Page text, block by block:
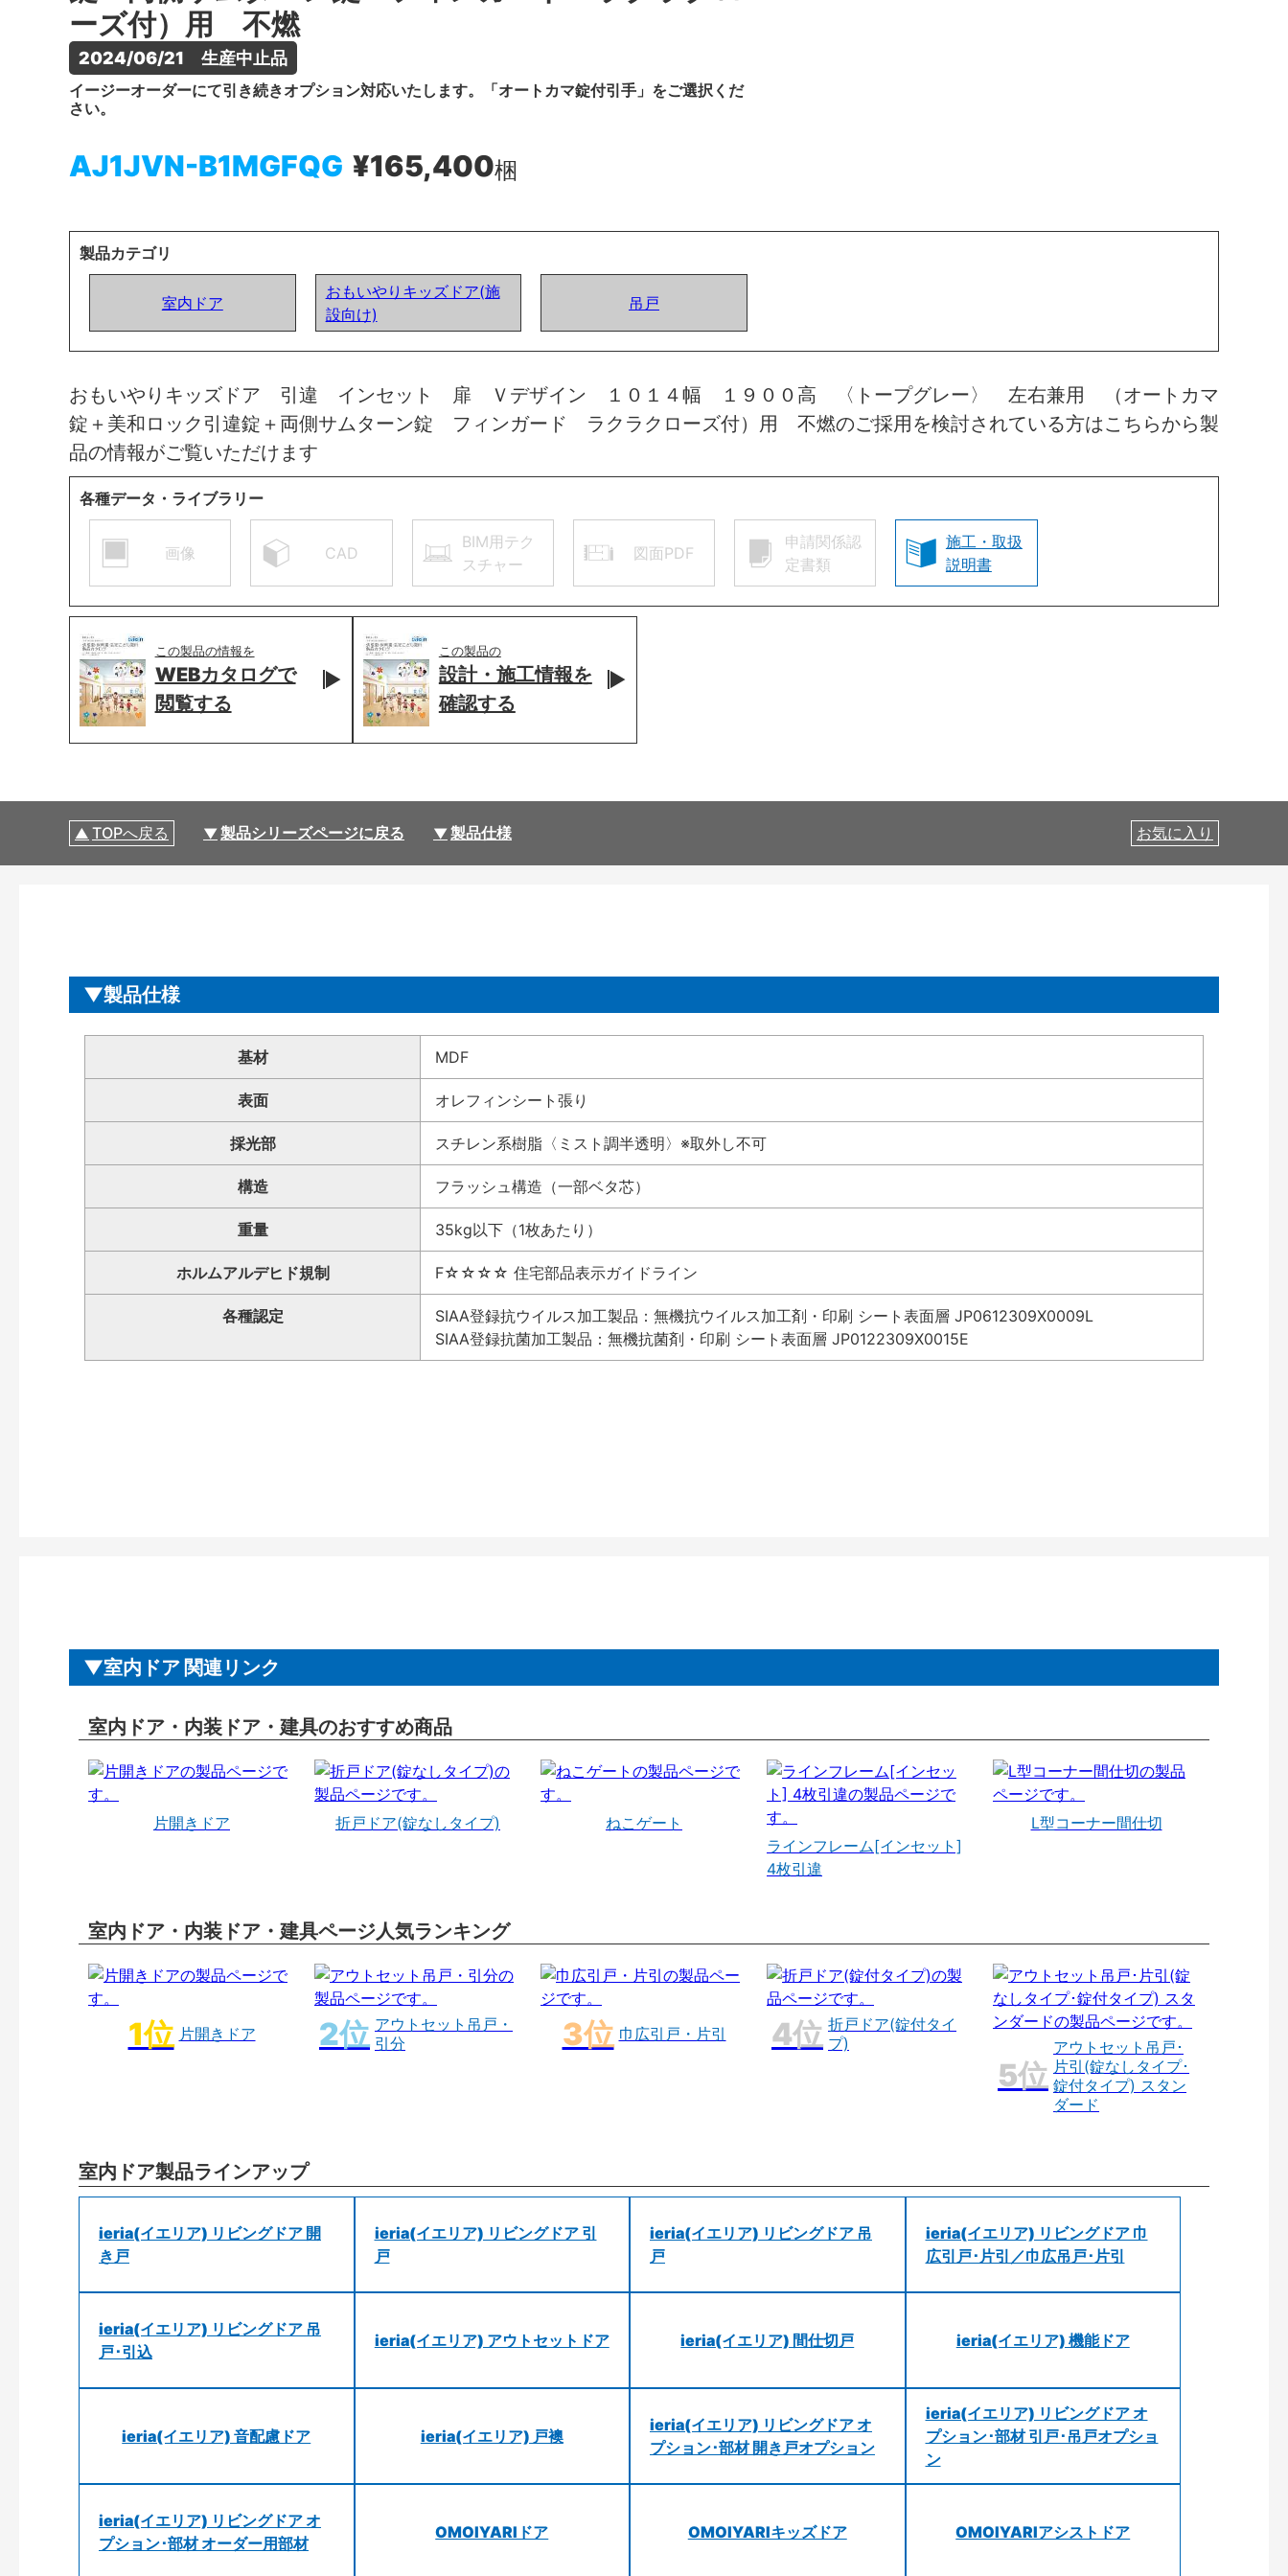
ーズ付）用 不燃
2024/06/21　生産中止品
イージーオーダーにて引き続きオプション対応いたします。「オートカマ錠付引手」をご選択くだ
さい。
AJ1JVN-B1MGFQG ¥165,400梱
製品カテゴリ
室内ドア
おもいやりキッズドア(施
設向け)
吊戸
おもいやりキッズドア 引違 インセット 扉 Ｖデザイン １０１４幅 １９００高 〈トープグレー〉 左右兼用 （オートカマ
錠＋美和ロック引違錠＋両側サムターン錠 フィンガード ラクラクローズ付）用 不燃のご採用を検討されている方はこちらから製
品の情報がご覧いただけます
各種データ・ライブラリー
画像 CAD
BIM用テク
スチャー
図面PDF
申請関係認
定書類
施工・取扱
説明書
この製品の情報を
WEBカタログで
閲覧する
この製品の
設計・施工情報を
確認する
TOPへ戻る 製品シリーズページに戻る 製品仕様 お気に入り
製品仕様
基材 MDF
表面 オレフィンシート張り
採光部 スチレン系樹脂〈ミスト調半透明〉※取外し不可
構造 フラッシュ構造（一部ベタ芯）
重量 35kg以下（1枚あたり）
ホルムアルデヒド規制 F☆☆☆☆ 住宅部品表示ガイドライン
各種認定
SIAA登録抗ウイルス加工製品：無機抗ウイルス加工剤・印刷 シート表面層 JP0612309X0009L
SIAA登録抗菌加工製品：無機抗菌剤・印刷 シート表面層 JP0122309X0015E
室内ドア 関連リンク
室内ドア・内装ドア・建具のおすすめ商品
片開きドア 折戸ドア(錠なしタイプ)
ねこゲート
ラインフレーム[インセット]
4枚引違
L型コーナー間仕切
室内ドア・内装ドア・建具ページ人気ランキング
片開きドア
アウトセット吊戸・
引分
巾広引戸・片引
折戸ドア(錠付タイ
プ)
アウトセット吊戸･
片引(錠なしタイプ･
錠付タイプ) スタン
ダード
室内ドア製品ラインアップ
ieria(イエリア) リビングドア 開
き戸
ieria(イエリア) リビングドア 引
戸
ieria(イエリア) リビングドア 吊
戸
ieria(イエリア) リビングドア 巾
広引戸･片引／巾広吊戸･片引
ieria(イエリア) リビングドア 吊
戸･引込
ieria(イエリア) アウトセットドア ieria(イエリア) 間仕切戸 ieria(イエリア) 機能ドア
ieria(イエリア) 音配慮ドア ieria(イエリア) 戸襖
ieria(イエリア) リビングドア オ
プション･部材 開き戸オプション
ieria(イエリア) リビングドア オ
プション･部材 引戸･吊戸オプショ
ン
ieria(イエリア) リビングドア オ
プション･部材 オーダー用部材
OMOIYARIドア OMOIYARIキッズドア OMOIYARIアシストドア